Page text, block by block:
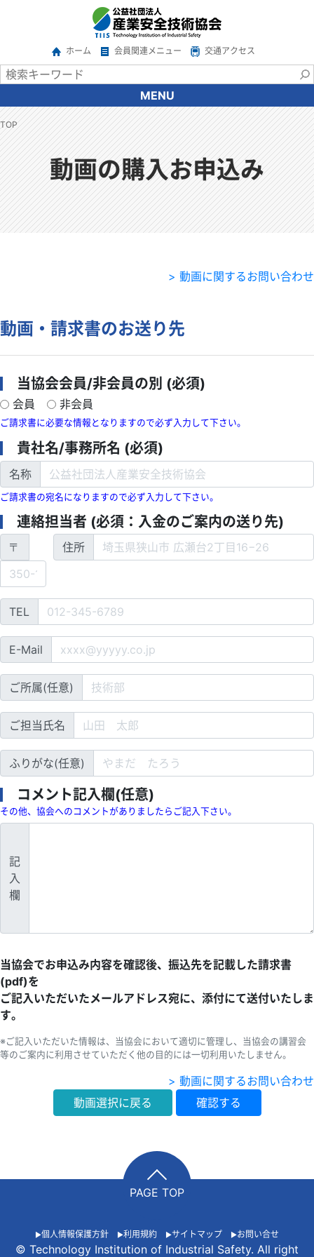
ホーム 会員関連メニュー 交通アクセス
MENU
協会について
会長あいさつ
協会の概要
沿革
情報公開
アクセス
検定
依頼試験・技術相談・認証
TIIS認証
書籍等の頒布
講座・講習会のご案内
職員募集
物品調達
お問合せ・ご意見
TOP
動画の購入お申込み
> 動画に関するお問い合わせ
動画・請求書のお送り先
当協会会員/非会員の別 (必須)
会員 非会員
ご請求書に必要な情報となりますので必ず入力して下さい。
貴社名/事務所名 (必須)
名称
ご請求書の宛名になりますので必ず入力して下さい。
連絡担当者 (必須：入金のご案内の送り先)
〒 住所
TEL
E-Mail
ご所属(任意)
ご担当氏名
ふりがな(任意)
コメント記入欄(任意)
その他、協会へのコメントがありましたらご記入下さい。
記
入
欄
当協会でお申込み内容を確認後、振込先を記載した請求書
(pdf)を
ご記入いただいたメールアドレス宛に、添付にて送付いたしま
す。
※ご記入いただいた情報は、当協会において適切に管理し、当協会の講習会
等のご案内に利用させていただく他の目的には一切利用いたしません。
> 動画に関するお問い合わせ
動画選択に戻る
確認する
PAGE TOP
個人情報保護方針 利用規約 サイトマップ お問い合せ
© Technology Institution of Industrial Safety. All right